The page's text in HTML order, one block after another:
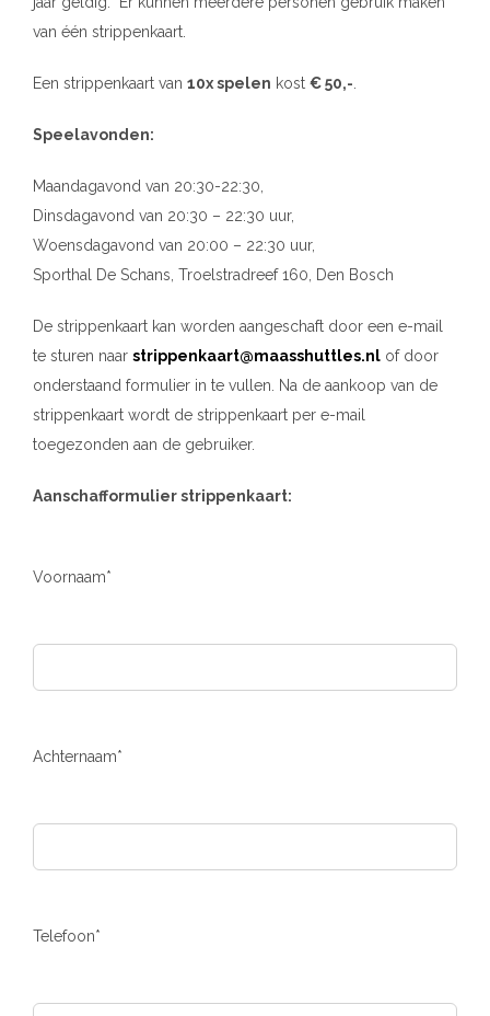
van één strippenkaart.
Een strippenkaart van 10x spelen kost € 50,-
Speelavonden:
Maandagavond van 20:30-22:30,
Dinsdagavond van 20:30 – 22:30 uur,
Woensdagavond van 20:00 – 22:30 uur,
Sporthal De Schans, Troelstradreef 160, Den Bosch
De strippenkaart kan worden aangeschaft door een e-mail
te sturen naar strippenkaart@maasshuttles.nl of door
onderstaand formulier in te vullen. Na de aankoop van de
strippenkaart wordt de strippenkaart per e-mail
toegezonden aan de gebruiker.
Aanschafformulier strippenkaart:
Voornaam*
Achternaam*
Telefoon*